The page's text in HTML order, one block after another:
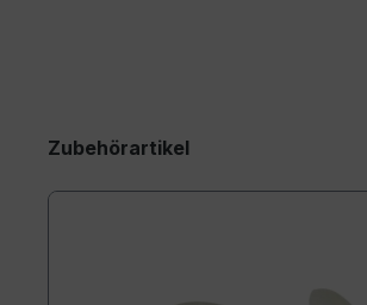
Zubehörartikel